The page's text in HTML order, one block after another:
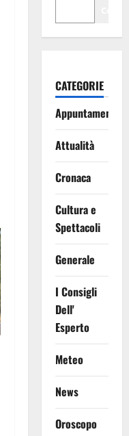
CATEGORIE
Appuntamenti
Attualità
Cronaca
Cultura e
Spettacoli
Generale
I Consigli
Dell'
Esperto
Meteo
News
Oroscopo